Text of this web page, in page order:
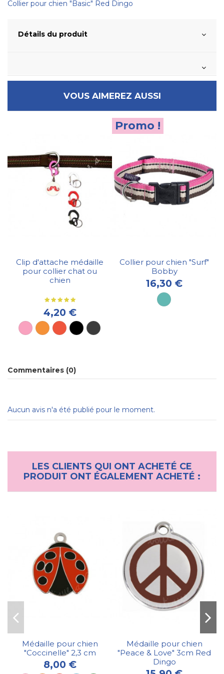
Collier pour chien "Basic" Red Dingo
Détails du produit
VOUS AIMEREZ AUSSI
Clip d'attache médaille
pour collier chat ou
chien
4,20 €
Promo !
Collier pour chien "Surf"
Bobby
16,30 €
Commentaires (0)
Aucun avis n'a été publié pour le moment.
LES CLIENTS QUI ONT ACHETÉ CE
PRODUIT ONT ÉGALEMENT ACHETÉ :
Médaille pour chien
"Coccinelle" 2,3 cm
8,00 €
Médaille pour chien
"Peace & Love" 3cm Red
Dingo